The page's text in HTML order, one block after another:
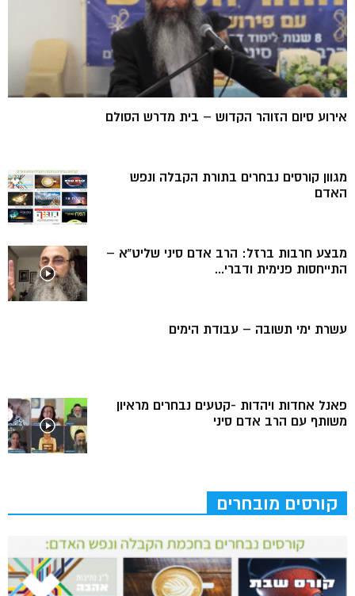
אירוע סיום הזוהר הקדוש – בית מדרש הסולם
מגוון קורסים נבחרים בתורת הקבלה ונפש
האדם
מבצע חרבות ברזל: הרב אדם סיני שליט”א –
התייחסות פנימית ודברי...
עשרת ימי תשובה – עבודת הימים
פאנל אחדות ויהדות -קטעים נבחרים מראיון
משותף עם הרב אדם סיני
קורסים מובחרים